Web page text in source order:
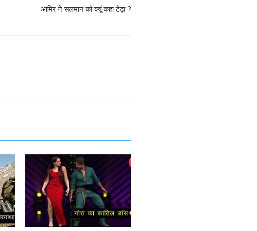
आमिर ने सलमान को क्यूं कहा टेढ़ा ?